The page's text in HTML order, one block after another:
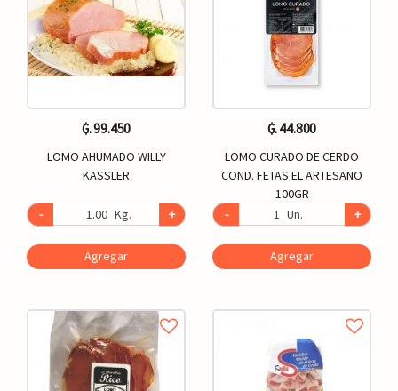
₲. 99.450
LOMO AHUMADO WILLY
KASSLER
- Kg. +
Agregar
₲. 44.800
LOMO CURADO DE CERDO
COND. FETAS EL ARTESANO
100GR
-
Un. +
Agregar